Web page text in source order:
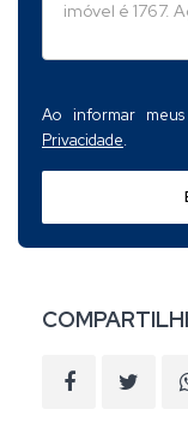
Ao informar
Privacidade.